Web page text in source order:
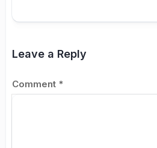
Leave a Reply
Comment *